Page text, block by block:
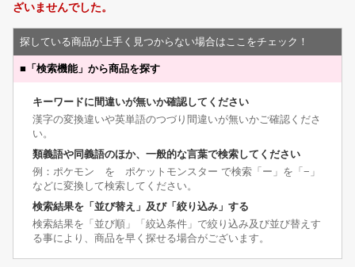
ざいませんでした。
探している商品が上手く見つからない場合はここをチェック！
■ 「検索機能」から商品を探す
キーワードに間違いが無いか確認してください
漢字の変換違いや英単語のつづり間違いが無いかご確認くださ
い。
類義語や同義語のほか、一般的な言葉で検索してください
例：ポケモン を ポケットモンスター で検索「ー」を「−」
などに変換して検索してください。
検索結果を「並び替え」及び「絞り込み」する
検索結果を「並び順」「絞込条件」で絞り込み及び並び替えす
る事により、商品を早く探せる場合がございます。